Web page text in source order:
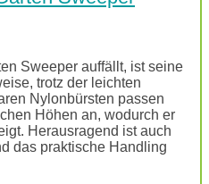
Sweeper auffällt, ist seine
trotz der leichten
Nylonbürsten passen
Höhen an, wodurch er
Herausragend ist auch
das praktische Handling